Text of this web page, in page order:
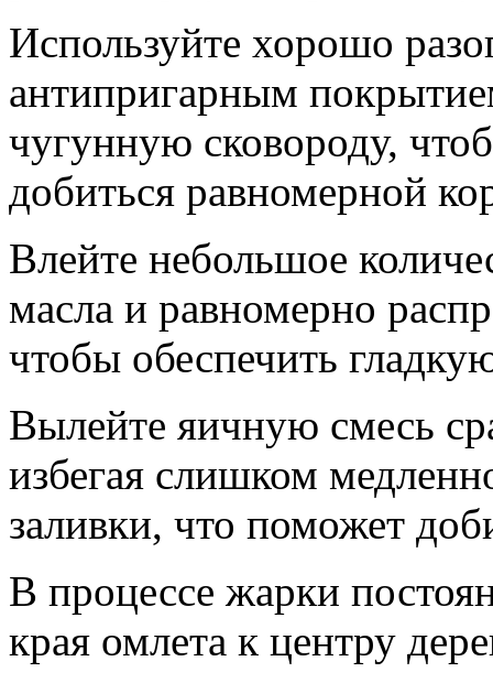
Используйте хорошо
антипригарным
чугунную сковороду,
добиться равномерной
Влейте небольшое
масла и равномерно
чтобы обеспечить
Вылейте яичную смесь
избегая слишком
заливки, что поможет
В процессе жарки
края омлета к центру